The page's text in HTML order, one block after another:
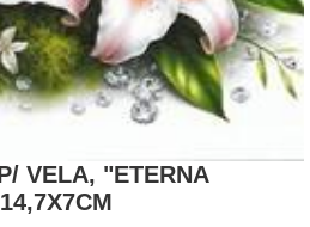
VELA, "ETERNA